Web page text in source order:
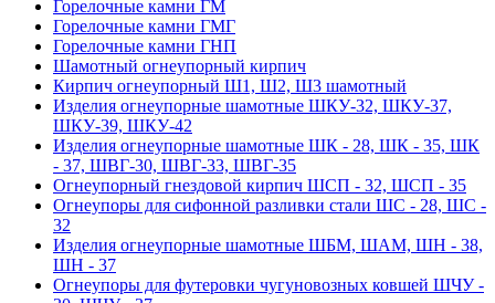
Горелочные камни ГМ
Горелочные камни ГМГ
Горелочные камни ГНП
Шамотный огнеупорный кирпич
Кирпич огнеупорный Ш1, Ш2, Ш3 шамотный
Изделия огнеупорные шамотные ШКУ-32, ШКУ-37,
ШКУ-39, ШКУ-42
Изделия огнеупорные шамотные ШК - 28, ШК - 35, ШК
- 37, ШВГ-30, ШВГ-33, ШВГ-35
Огнеупорный гнездовой кирпич ШСП - 32, ШСП - 35
Огнеупоры для сифонной разливки стали ШС - 28, ШС -
32
Изделия огнеупорные шамотные ШБМ, ШАМ, ШН - 38,
ШН - 37
Огнеупоры для футеровки чугуновозных ковшей ШЧУ -